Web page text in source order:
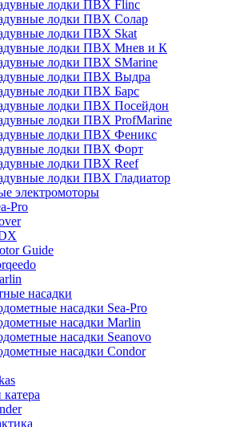
лодки ПВХ Flinc
лодки ПВХ Солар
лодки ПВХ Skat
лодки ПВХ Мнев и К
лодки ПВХ SMarine
лодки ПВХ Выдра
лодки ПВХ Барс
лодки ПВХ Посейдон
лодки ПВХ ProfMarine
лодки ПВХ Феникс
лодки ПВХ Форт
лодки ПВХ Reef
лодки ПВХ Гладиатор
электромоторы
Pro
Guide
насадки
насадки Sea-Pro
насадки Marlin
насадки Seanovo
насадки Condor